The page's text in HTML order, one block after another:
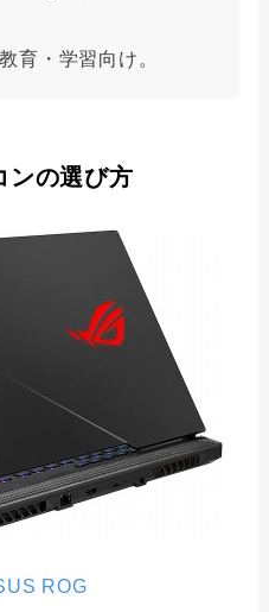
育・学習向け。
ンの選び方
ROG